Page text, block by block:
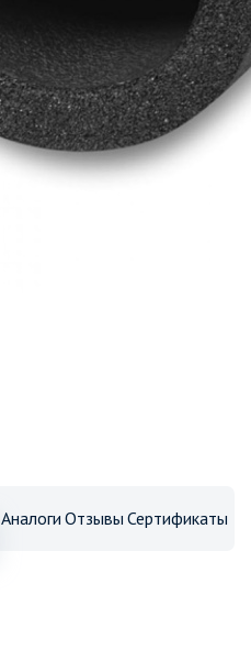
Аналоги Отзывы Сертификаты